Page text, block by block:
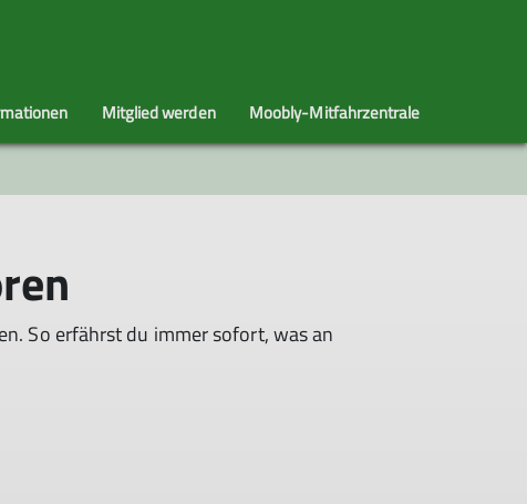
Kontakt Mitmachen
Mountainbiker Jugendteam
Leutkircher Hütte
Downloads
Mitglied werden Moobly-Mitfahrzentrale
So erfährst du immer sofort, was an